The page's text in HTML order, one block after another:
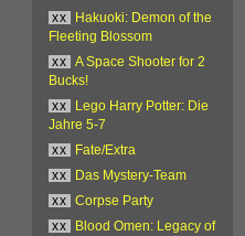
xx
Hakuoki: Demon of the
Fleeting Blossom
xx
A Space Shooter for 2
Bucks!
xx
Lego Harry Potter: Die
Jahre 5-7
xx
Fate/Extra
xx
Das Mystery-Team
xx
Corpse Party
xx
Blood Omen: Legacy of